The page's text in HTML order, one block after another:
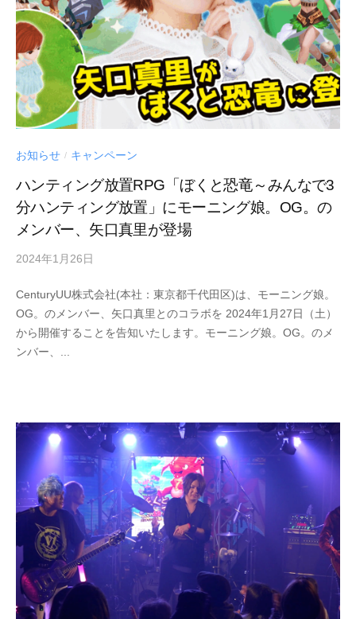
お知らせ / キャンペーン
ハンティング放置RPG「ぼくと恐竜～みんなで3
分ハンティング放置」にモーニング娘。OG。の
メンバー、矢口真里が登場
2024年1月26日
UU
CenturyUU株式会社(本社：東京都千代田区)は、モーニング娘。
OG。のメンバー、矢口真里とのコラボを 2024年1月27日（土）
から開催することを告知いたします。モーニング娘。OG。のメ
ンバー、...